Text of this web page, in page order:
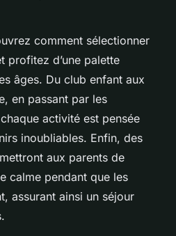
comment sélectionner
profitez d’une palette
âges. Du club enfant aux
en passant par les
activité est pensée
inoubliables. Enfin, des
aux parents de
calme pendant que les
assurant ainsi un séjour